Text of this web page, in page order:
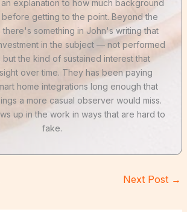
explanation to how much background
getting to the point. Beyond the
there's something in John's writing that
in the subject — not performed
but the kind of sustained interest that
over time. They has been paying
home integrations long enough that
a more casual observer would miss.
up in the work in ways that are hard to
fake.
Next Post →